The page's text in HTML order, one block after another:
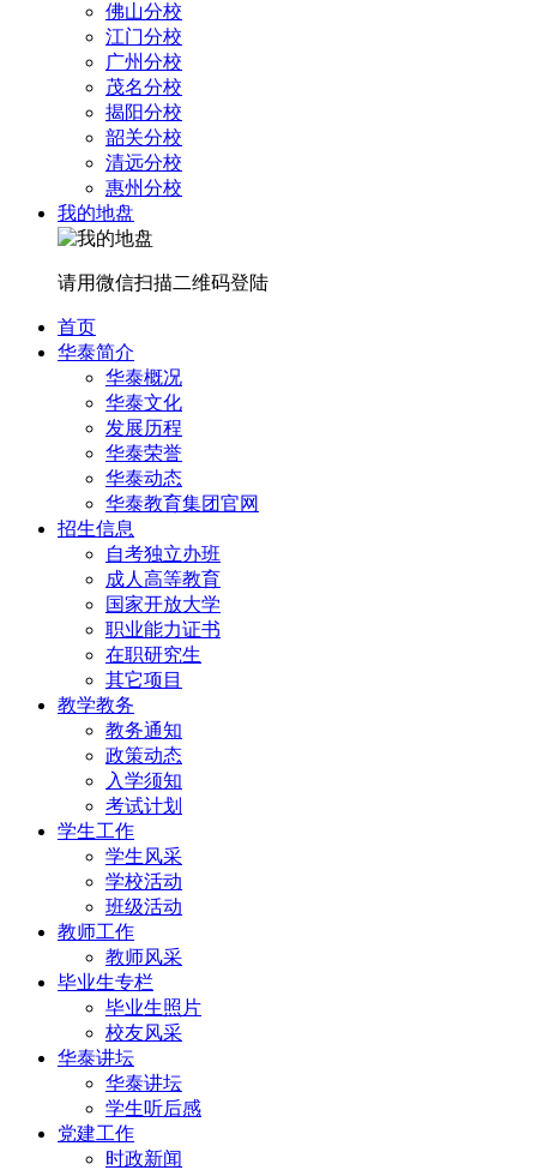
佛山分校
江门分校
广州分校
茂名分校
揭阳分校
韶关分校
清远分校
惠州分校
我的地盘
请用微信扫描二维码登陆
首页
华泰简介
华泰概况
华泰文化
发展历程
华泰荣誉
华泰动态
华泰教育集团官网
招生信息
自考独立办班
成人高等教育
国家开放大学
职业能力证书
在职研究生
其它项目
教学教务
教务通知
政策动态
入学须知
考试计划
学生工作
学生风采
学校活动
班级活动
教师工作
教师风采
毕业生专栏
毕业生照片
校友风采
华泰讲坛
华泰讲坛
学生听后感
党建工作
时政新闻